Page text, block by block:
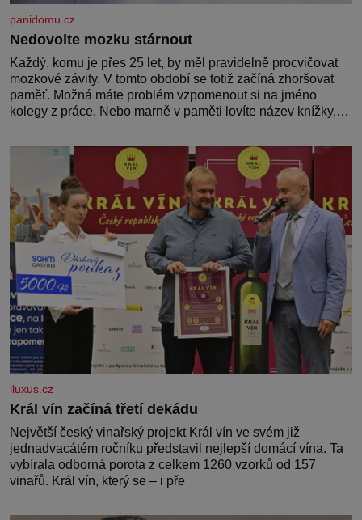
panidomu.cz
Nedovolte mozku stárnout
Každý, komu je přes 25 let, by měl pravidelně procvičovat
mozkové závity. V tomto období se totiž začíná zhoršovat
paměť. Možná máte problém vzpomenout si na jméno
kolegy z práce. Nebo marně v paměti lovíte název knížky,
jako kdyby se paměť rozhodla stávkovat. Cvičte
iluxus.cz
Král vín začíná třetí dekádu
Největší český vinařský projekt Král vín ve svém již
jednadvacátém ročníku představil nejlepší domácí vína. Ta
vybírala odborná porota z celkem 1260 vzorků od 157
vinařů. Král vín, který se – i pře